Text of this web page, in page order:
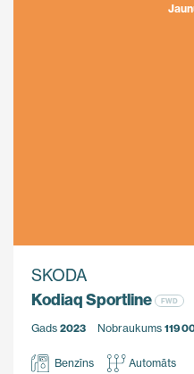
SKODA
Kodiaq Sportline
FWD
Gads 2023 Nobraukums 119
Benzīns Automāts